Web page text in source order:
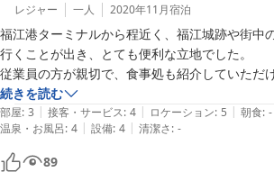
レジャー 一人 2020年11月宿泊
福江港ターミナルから程近く、福江城跡や街中
行くことが出き、とても便利な立地でした。
従業員の方が親切で、食事処も紹介していただ
民宿ですが、部屋にユニットバスが付いていまし
続きを読む
部屋: 3 | 接客・サービス: 4 | ロケーション: 5 | 朝食: -
温泉・お風呂: 4 | 設備: 4 | 清潔さ: -
89